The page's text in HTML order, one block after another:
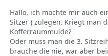
Hallo, ich möchte mir auch
Sitzer ) zulegen. Kriegt man
Kofferraummulde?
Oder muss man die 3.
brauche die nie, war aber